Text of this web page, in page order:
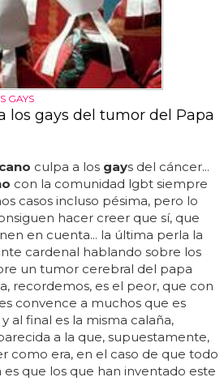
GAYS
los gays del tumor del Papa
culpa a los gays del cáncer...
con la comunidad lgbt siempre
casos incluso pésima, pero lo
hacer creer que sí, que
en cuenta... la última perla la
cardenal hablando sobre los
un tumor cerebral del papa
recordemos, es el peor, que con
convence a muchos que es
al final es la misma calaña,
a la que, supuestamente,
como era, en el caso de que todo
es que los que han inventado este